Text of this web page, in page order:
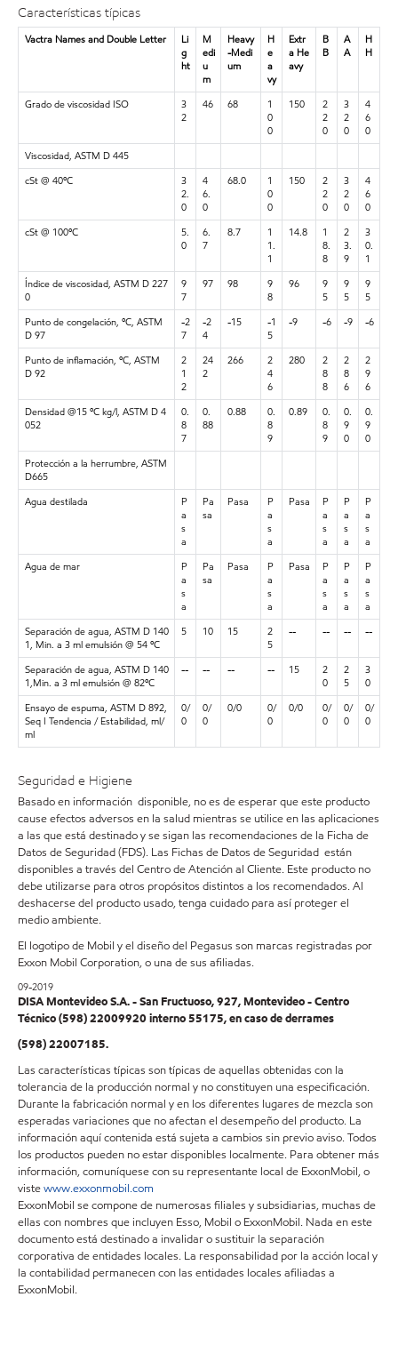
Características típicas
Vactra Names and Double Letter
Li
g
ht
M
edi
u
m
Heavy
-Medi
um
H
e
a
vy
Extr
a He
avy
B
B
A
A
H
H
Grado de viscosidad ISO
3
2
46 68
1
0
0
150
2
2
0
3
2
0
4
6
0
Viscosidad, ASTM D 445
cSt @ 40ºC
3
2.
0
4
6.
0
68.0
1
0
0
150
2
2
0
3
2
0
4
6
0
cSt @ 100ºC
5.
0
6.
7
8.7
1
1.
1
14.8
1
8.
8
2
3.
9
3
0.
1
Índice de viscosidad, ASTM D 227
0
9
7
97 98
9
8
96
9
5
9
5
9
5
Punto de congelación, ºC, ASTM
D 97
-2
7
-2
4
-15
-1
5
-9 -6 -9 -6
Punto de inflamación, ºC, ASTM
D 92
2
1
2
24
2
266
2
4
6
280
2
8
8
2
8
6
2
9
6
Densidad @15 ºC kg/l, ASTM D 4
052
0.
8
7
0.
88
0.88
0.
8
9
0.89
0.
8
9
0.
9
0
0.
9
0
Protección a la herrumbre, ASTM
D665
Agua destilada
P
a
s
a
Pa
sa
Pasa
P
a
s
a
Pasa
P
a
s
a
P
a
s
a
P
a
s
a
Agua de mar
P
a
s
a
Pa
sa
Pasa
P
a
s
a
Pasa
P
a
s
a
P
a
s
a
P
a
s
a
Separación de agua, ASTM D 140
1, Min. a 3 ml emulsión @ 54 ºC
5 10 15
2
5
-- -- -- --
Separación de agua, ASTM D 140
1,Min. a 3 ml emulsión @ 82ºC
-- -- -- -- 15
2
0
2
5
3
0
Ensayo de espuma, ASTM D 892,
Seq I Tendencia / Estabilidad, ml/
ml
0/
0
0/
0
0/0
0/
0
0/0
0/
0
0/
0
0/
0
Seguridad e Higiene
Basado en información disponible, no es de esperar que este producto
cause efectos adversos en la salud mientras se utilice en las aplicaciones
a las que está destinado y se sigan las recomendaciones de la Ficha de
Datos de Seguridad (FDS). Las Fichas de Datos de Seguridad están
disponibles a través del Centro de Atención al Cliente. Este producto no
debe utilizarse para otros propósitos distintos a los recomendados. Al
deshacerse del producto usado, tenga cuidado para así proteger el
medio ambiente.
El logotipo de Mobil y el diseño del Pegasus son marcas registradas por
Exxon Mobil Corporation, o una de sus afiliadas.
09-2019
DISA Montevideo S.A. - San Fructuoso, 927, Montevideo - Centro
Técnico (598) 22009920 interno 55175, en caso de derrames
(598) 22007185.
Las características típicas son típicas de aquellas obtenidas con la
tolerancia de la producción normal y no constituyen una especificación.
Durante la fabricación normal y en los diferentes lugares de mezcla son
esperadas variaciones que no afectan el desempeño del producto. La
información aquí contenida está sujeta a cambios sin previo aviso. Todos
los productos pueden no estar disponibles localmente. Para obtener más
información, comuníquese con su representante local de ExxonMobil, o
vistewww.exxonmobil.com
ExxonMobil se compone de numerosas filiales y subsidiarias, muchas de
ellas con nombres que incluyen Esso, Mobil o ExxonMobil. Nada en este
documento está destinado a invalidar o sustituir la separación
corporativa de entidades locales. La responsabilidad por la acción local y
la contabilidad permanecen con las entidades locales afiliadas a
ExxonMobil.